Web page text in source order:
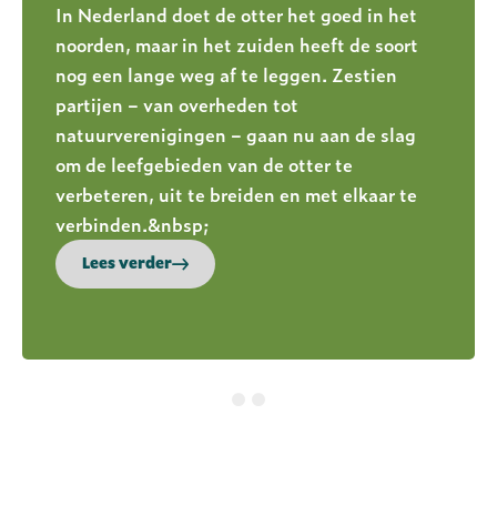
In Nederland doet de otter het goed in het
noorden, maar in het zuiden heeft de soort
nog een lange weg af te leggen. Zestien
partijen – van overheden tot
natuurverenigingen – gaan nu aan de slag
om de leefgebieden van de otter te
verbeteren, uit te breiden en met elkaar te
verbinden.&nbsp;
Lees verder